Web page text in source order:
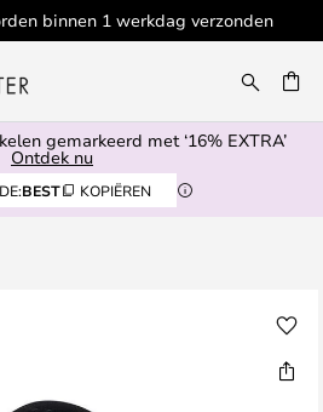
binnen 1 werkdag verzonden
gemarkeerd met ‘16% EXTRA’
Ontdek nu
BEST KOPIËREN